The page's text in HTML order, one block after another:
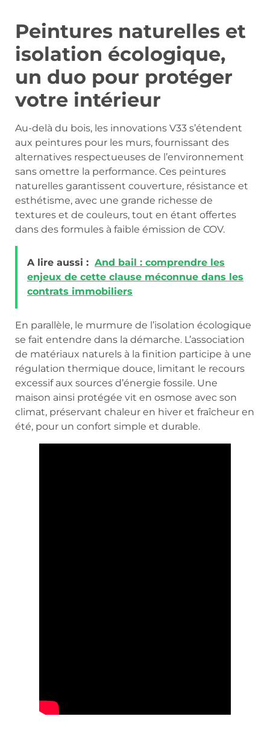
Peintures naturelles et
isolation écologique,
un duo pour protéger
votre intérieur
Au-delà du bois, les innovations V33 s’étendent
aux peintures pour les murs, fournissant des
alternatives respectueuses de l’environnement
sans omettre la performance. Ces peintures
naturelles garantissent couverture, résistance et
esthétisme, avec une grande richesse de
textures et de couleurs, tout en étant offertes
dans des formules à faible émission de COV.
A lire aussi : And bail : comprendre les
enjeux de cette clause méconnue dans les
contrats immobiliers
En parallèle, le murmure de l’isolation écologique
se fait entendre dans la démarche. L’association
de matériaux naturels à la finition participe à une
régulation thermique douce, limitant le recours
excessif aux sources d’énergie fossile. Une
maison ainsi protégée vit en osmose avec son
climat, préservant chaleur en hiver et fraîcheur en
été, pour un confort simple et durable.